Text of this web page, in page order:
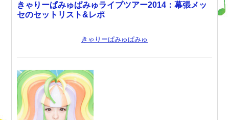
きゃりーぱみゅぱみゅライブツアー2014：幕張メッ
セのセットリスト&レポ
きゃりーぱみゅぱみゅ